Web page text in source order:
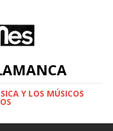
Y LOS MÚSICOS